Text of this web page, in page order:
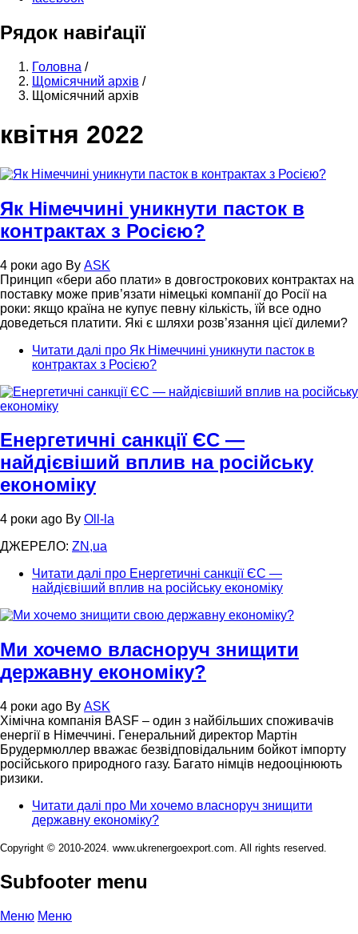
Рядок навіґації
Головна /
Щомісячний архів /
Щомісячний архів
квітня 2022
Як Німеччині уникнути пасток в
контрактах з Росією?
4 роки ago By ASK
Принцип «бери або плати» в довгострокових контрактах на
поставку може прив’язати німецькі компанії до Росії на
роки: якщо країна не купує певну кількість, їй все одно
доведеться платити. Які є шляхи розв’язання цієї дилеми?
Читати далі про Як Німеччині уникнути пасток в
контрактах з Росією?
Енергетичні санкції ЄС —
найдієвіший вплив на російську
економіку
4 роки ago By Oll-la
ДЖЕРЕЛО: ZN,ua
Читати далі про Енергетичні санкції ЄС —
найдієвіший вплив на російську економіку
Ми хочемо власноруч знищити
державну економіку?
4 роки ago By ASK
Хімічна компанія BASF – один з найбільших споживачів
енергії в Німеччині. Генеральний директор Мартін
Брудермюллер вважає безвідповідальним бойкот імпорту
російського природного газу. Багато німців недооцінюють
ризики.
Читати далі про Ми хочемо власноруч знищити
державну економіку?
Copyright © 2010-2024. www.ukrenergoexport.com. All rights reserved.
Subfooter menu
Меню Меню